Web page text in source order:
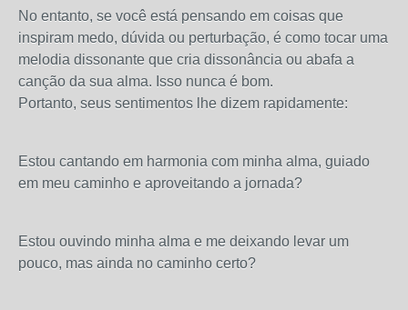
No entanto, se você está pensando em coisas que
inspiram medo, dúvida ou perturbação, é como tocar uma
melodia dissonante que cria dissonância ou abafa a
canção da sua alma. Isso nunca é bom.
Portanto, seus sentimentos lhe dizem rapidamente:
Estou cantando em harmonia com minha alma, guiado
em meu caminho e aproveitando a jornada?
Estou ouvindo minha alma e me deixando levar um
pouco, mas ainda no caminho certo?